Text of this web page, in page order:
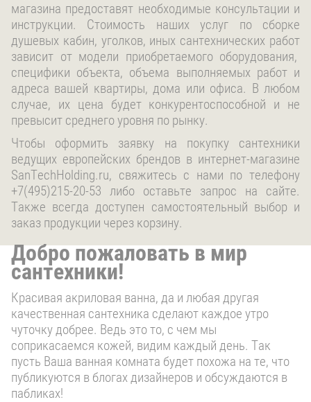
магазина предоставят необходимые консультации и
инструкции. Стоимость наших услуг по сборке
душевых кабин, уголков, иных сантехнических работ
зависит от модели приобретаемого оборудования,
специфики объекта, объема выполняемых работ и
адреса вашей квартиры, дома или офиса. В любом
случае, их цена будет конкурентоспособной и не
превысит среднего уровня по рынку.
Чтобы оформить заявку на покупку сантехники
ведущих европейских брендов в интернет-магазине
SanTechHolding.ru, свяжитесь с нами по телефону
+7(495)215-20-53 либо оставьте запрос на сайте.
Также всегда доступен самостоятельный выбор и
заказ продукции через корзину.
Добро пожаловать в мир
сантехники!
Красивая акриловая ванна, да и любая другая
качественная сантехника сделают каждое утро
чуточку добрее. Ведь это то, с чем мы
соприкасаемся кожей, видим каждый день. Так
пусть Ваша ванная комната будет похожа на те, что
публикуются в блогах дизайнеров и обсуждаются в
пабликах!